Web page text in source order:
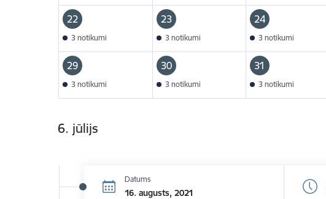
22
3 notikumi
23
3 notikumi
24
3 notikumi
29
3 notikumi
30
3 notikumi
31
3 notikumi
6. jūlijs
Datums
16. augusts, 2021